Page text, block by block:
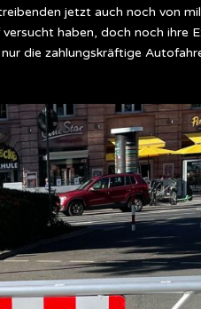
jetzt auch noch von
haben, doch noch ihre
die zahlungskräftige